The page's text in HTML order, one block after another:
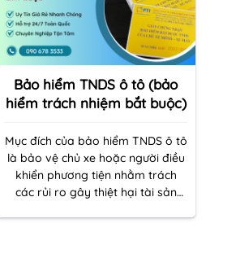
Bảo hiểm TNDS ô tô (bảo
hiểm trách nhiệm bắt buộc)
Mục đích của bảo hiểm TNDS ô tô
là bảo vệ chủ xe hoặc người điều
khiển phương tiện nhằm trách
các rủi ro gây thiệt hại tài sản